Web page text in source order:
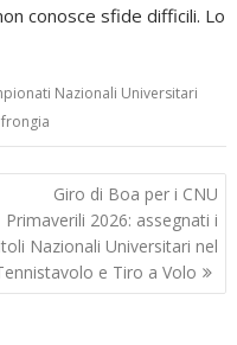
conosce sfide difficili. Lo
Nazionali Universitari
Giro di Boa per i CNU
Primaverili 2026: assegnati i
Nazionali Universitari nel
e Tiro a Volo